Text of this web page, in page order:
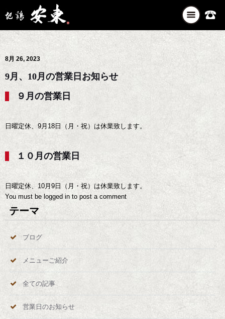
ナ
ビ
ゲ
シ
8月 26, 2023
9月、10月の営業日お知らせ
９月の営業日
日曜定休、9月18日（月・祝）は休業致します。
１０月の営業日
日曜定休、10月9日（月・祝）は休業致します。
You must be logged in to post a comment
テーマ
ブログ
メニューご紹介
全ての記事
営業日のお知らせ